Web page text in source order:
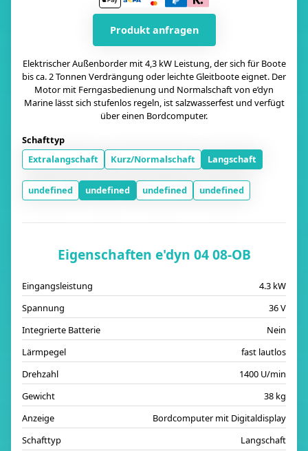
Produkt anfragen
Elektrischer Außenborder mit 4,3 kW Leistung, der sich für Boote
bis ca. 2 Tonnen Verdrängung oder leichte Gleitboote eignet. Der
Motor mit Ferngasbedienung und Normalschaft von e’dyn
Marine lässt sich stufenlos regeln, ist salzwasserfest und verfügt
über einen Bordcomputer.
Schafttyp
Extralangschaft
Kurz/Normalschaft Langschaft
undefined undefined undefined undefined
Eigenschaften e'dyn 04 08-OB
Eingangsleistung
4.3 kW
Spannung
36 V
Integrierte Batterie
Nein
Lärmpegel
fast lautlos
Drehzahl
1400 U/min
Gewicht
38 kg
Anzeige
Bordcomputer mit Digitaldisplay
Schafttyp
Langschaft